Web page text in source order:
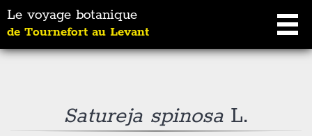
Le voyage botanique
de Tournefort au Levant
Satureja spinosa L.